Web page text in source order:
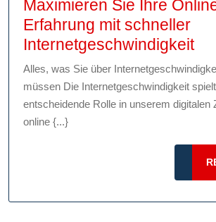
Maximieren Sie Ihre
Erfahrung mit schneller
Internetgeschwindigkeit
Sie
mit
Alles, was Sie über
müssen Die Internetgeschwindigkeit
entscheidende Rolle in unserem digitalen
online {...}